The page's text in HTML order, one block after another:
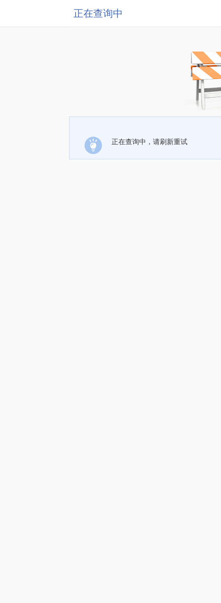
正在查询中
正在查询中，请刷新重试